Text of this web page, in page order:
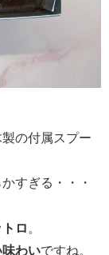
の付属スプー
すぎる・・・
トロ 。
わいですね。